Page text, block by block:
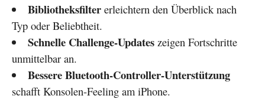
Bibliotheksfiltererleichtern den Überblick nach
Typ oder Beliebtheit.
Schnelle Challenge-Updateszeigen Fortschritte
unmittelbar an.
Bessere Bluetooth-Controller-Unterstützung
schafft Konsolen-Feeling am iPhone.